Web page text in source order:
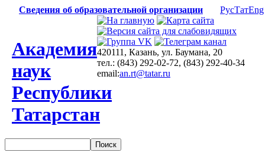
Сведения об образовательной организации РусТатEng
Академия
наук
Республики
Татарстан
420111, Казань, ул. Баумана, 20
тел.: (843) 292-02-72, (843) 292-40-34
email:an.rt@tatar.ru